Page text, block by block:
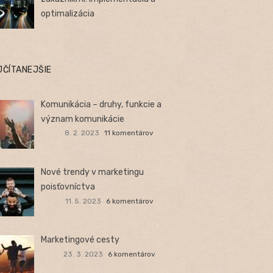
optimalizácia
Komunikácia – druhy, funkcie a
význam komunikácie
8. 2. 2023 11 komentárov
Nové trendy v marketingu
poisťovníctva
11. 5. 2023 6 komentárov
Marketingové cesty
23. 3. 2023 6 komentárov